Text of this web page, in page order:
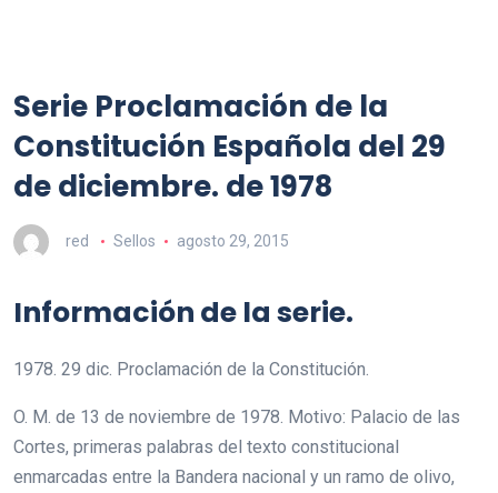
Serie Proclamación de la
Constitución Española del 29
de diciembre. de 1978
red Sellos agosto 29, 2015
Información de la serie.
1978. 29 dic. Proclamación de la Constitución.
O. M. de 13 de noviembre de 1978. Motivo: Palacio de las
Cortes, primeras palabras del texto constitucional
enmarcadas entre la Bandera nacional y un ramo de olivo,